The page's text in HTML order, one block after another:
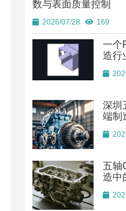
数与表面质量控制
2026/07/28 169
一个
造行
深圳
端制
五轴
造中